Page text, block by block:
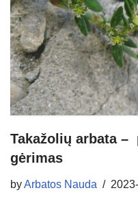
Takažolių arbata
gėrimas
byArbatos Nauda